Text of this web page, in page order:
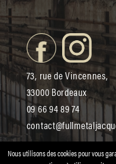
73, rue de Vincennes,
33000 Bordeaux
09 66 94 89 74
Nous utilisons des cookies pour vous